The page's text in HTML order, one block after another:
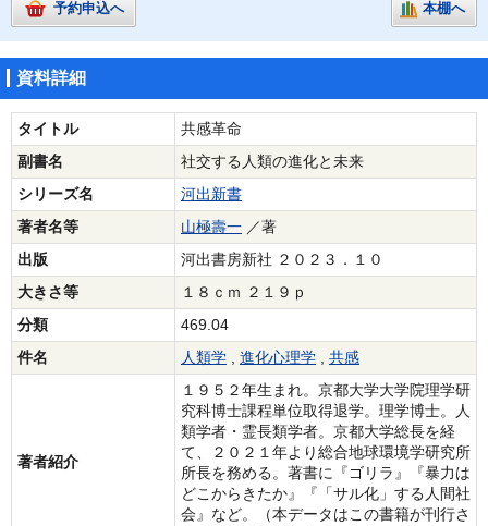
予約申込へ 本棚へ
資料詳細
タイトル
共感革命
副書名
社交する人類の進化と未来
シリーズ名
河出新書
著者名等
山極壽一 ／著
出版
河出書房新社 ２０２３．１０
大きさ等
１８ｃｍ ２１９ｐ
分類
469.04
件名
人類学 , 進化心理学 , 共感
著者紹介
１９５２年生まれ。京都大学大学院理学研
究科博士課程単位取得退学。理学博士。人
類学者・霊長類学者。京都大学総長を経
て、２０２１年より総合地球環境学研究所
所長を務める。著書に『ゴリラ』『暴力は
どこからきたか』『「サル化」する人間社
会』など。（本データはこの書籍が刊行さ